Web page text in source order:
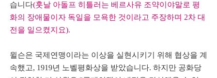
습니다(훗날 아돌프 히틀러는 베르사유 조약이야말로 평
화의 장애물이자 독일을 모욕한 것이라고 주장하며 2차 대
전을 일으켰지요).
윌슨은 국제연맹이라는 이상을 실현시키기 위해 협상을 계
속했고, 1919년 노벨평화상을 받았습니다. 하지만 공화당